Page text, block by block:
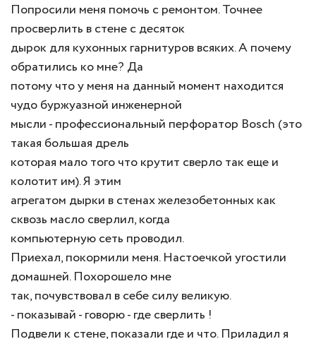
Попросили меня помочь с ремонтом. Точнее
просверлить в стене с десяток
дырок для кухонных гарнитуров всяких. А почему
обратились ко мне? Да
потому что у меня на данный момент находится
чудо буржуазной инженерной
мысли - профессиональный перфоратор Bosсh (это
такая большая дрель
которая мало того что крутит сверло так еще и
колотит им). Я этим
агрегатом дырки в стенах железобетонных как
сквозь масло сверлил, когда
компьютерную сеть проводил.
Приехал, покормили меня. Настоечкой угостили
домашней. Похорошело мне
так, почувствовал в себе силу великую.
- показывай - говорю - где сверлить !
Подвели к стене, показали где и что. Приладил я